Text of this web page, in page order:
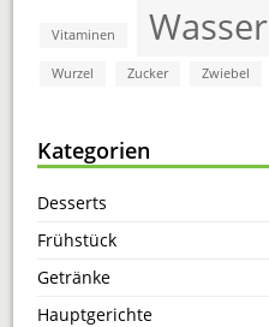
Vitaminen Wasser
Wurzel Zucker Zwiebel
Kategorien
Desserts
Frühstück
Getränke
Hauptgerichte